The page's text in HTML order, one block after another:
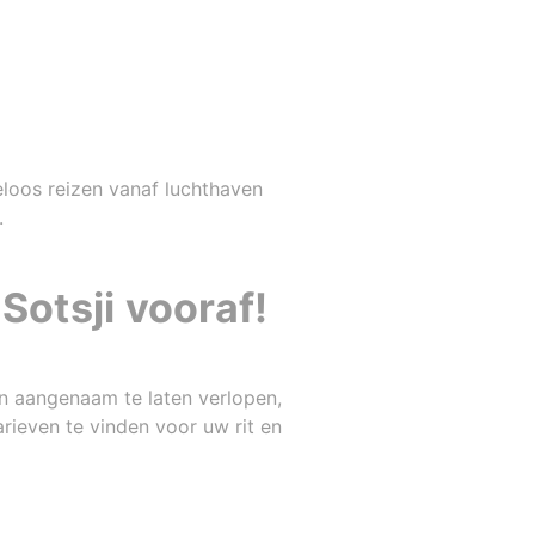
reizen vanaf luchthaven
vooraf!
aangenaam te laten verlopen,
te vinden voor uw rit en